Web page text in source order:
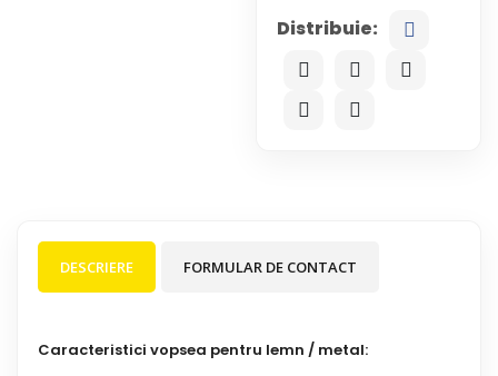
Distribuie:
DESCRIERE FORMULAR DE CONTACT
Caracteristici vopsea pentru lemn / metal: